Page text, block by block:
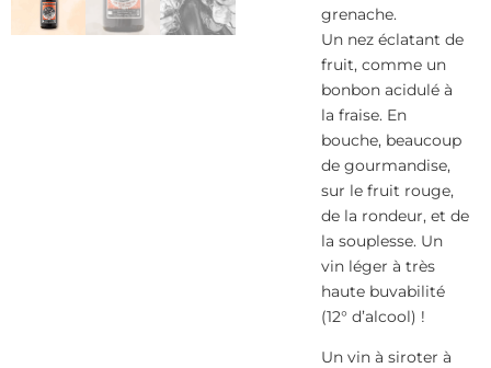
grenache.
Un nez éclatant de
fruit, comme un
bonbon acidulé à
la fraise. En
bouche, beaucoup
de gourmandise,
sur le fruit rouge,
de la rondeur, et de
la souplesse. Un
vin léger à très
haute buvabilité
(12° d’alcool) !
Un vin à siroter à